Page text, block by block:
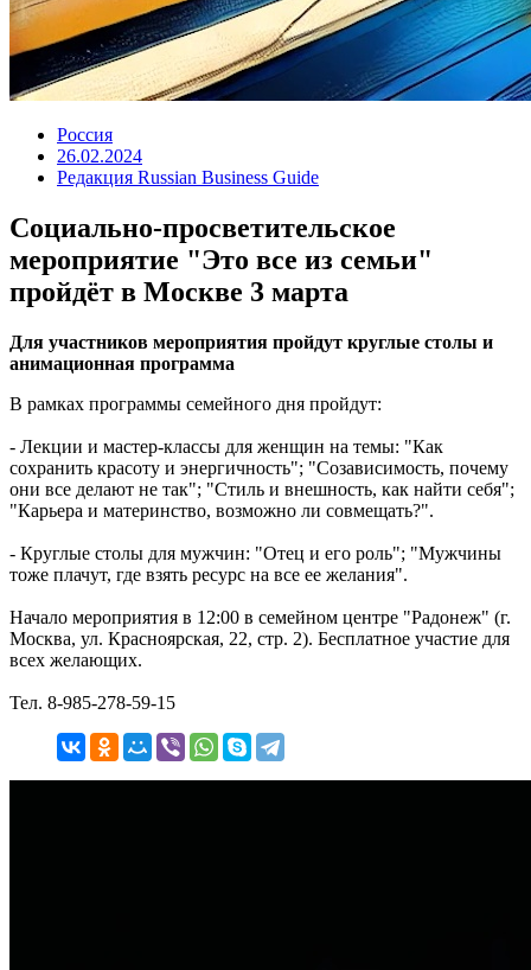
Россия
26.02.2024
Редакция Russian Business Guide
Социально-просветительское
мероприятие "Это все из семьи"
пройдёт в Москве 3 марта
Для участников мероприятия пройдут круглые столы и
анимационная программа
В рамках программы семейного дня пройдут:
- Лекции и мастер-классы для женщин на темы: "Как
сохранить красоту и энергичность"; "Созависимость, почему
они все делают не так"; "Стиль и внешность, как найти себя";
"Карьера и материнство, возможно ли совмещать?".
- Круглые столы для мужчин: "Отец и его роль"; "Мужчины
тоже плачут, где взять ресурс на все ее желания".
Начало мероприятия в 12:00 в семейном центре "Радонеж" (г.
Москва, ул. Красноярская, 22, стр. 2). Бесплатное участие для
всех желающих.
Тел. 8-985-278-59-15